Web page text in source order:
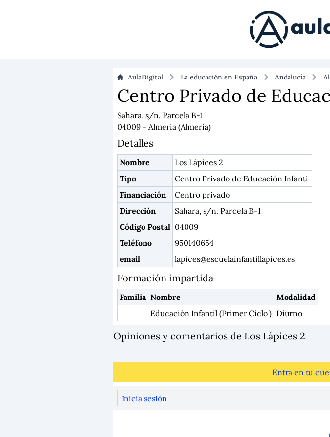
AulaDigital La educación en España Andalucía
Centro Privado de
Sahara, s/n. Parcela B-1
04009 - Almería (Almería)
Detalles
Nombre
Los Lápices 2
Tipo
Centro Privado de Educación Infantil
Financiación
Centro privado
Dirección
Sahara, s/n. Parcela B-1
Código Postal 04009
Teléfono
950140654
email
lapices@escuelainfantillapices.es
Formación impartida
Familia Nombre
Modalidad
Educación Infantil (Primer Ciclo ) Diurno
Opiniones y comentarios de Los Lápices 2
Entra en tu
Inicia sesión